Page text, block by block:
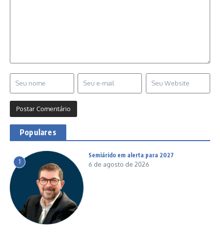
Populares
1
Semiárido em alerta para 2027
6 de agosto de 2026